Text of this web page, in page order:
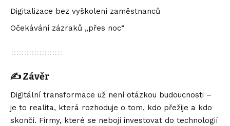
Digitalizace bez vyškolení zaměstnanců
Očekávání zázraků „přes noc“
✍️Závěr
Digitální transformace už není otázkou budoucnosti –
je to realita, která rozhoduje o tom, kdo přežije a kdo
skončí. Firmy, které se nebojí investovat do technologií